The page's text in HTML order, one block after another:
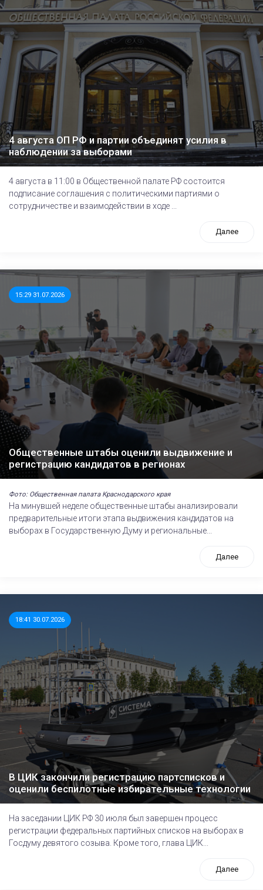
4 августа ОП РФ и партии объединят усилия в
наблюдении за выборами
4 августа в 11:00 в Общественной палате РФ состоится
подписание соглашения с политическими партиями о
сотрудничестве и взаимодействии в ходе ...
Далее
15:29 31.07.2026
Общественные штабы оценили выдвижение и
регистрацию кандидатов в регионах
Фото: Общественная палата Краснодарского края
На минувшей неделе общественные штабы анализировали
предварительные итоги этапа выдвижения кандидатов на
выборах в Государственную Думу и региональные...
Далее
18:41 30.07.2026
В ЦИК закончили регистрацию партсписков и
оценили беспилотные избирательные технологии
На заседании ЦИК РФ 30 июля был завершен процесс
регистрации федеральных партийных списков на выборах в
Госдуму девятого созыва. Кроме того, глава ЦИК...
Далее